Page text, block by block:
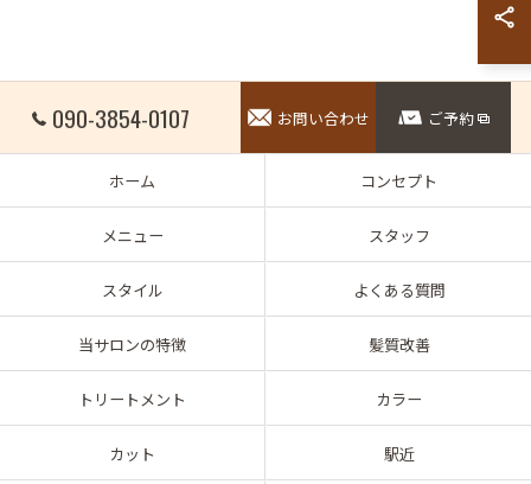
090-3854-0107 お問い合わせ ご予約
ホーム コンセプト
メニュー スタッフ
スタイル よくある質問
当サロンの特徴 髪質改善
トリートメント カラー
カット 駅近